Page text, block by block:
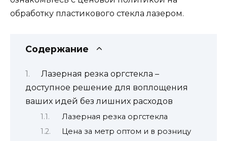
обработку пластикового стекла лазером.
Содержание
Лазерная резка оргстекла –
доступное решение для воплощения
ваших идей без лишних расходов
Лазерная резка оргстекла
Цена за метр оптом и в розницу